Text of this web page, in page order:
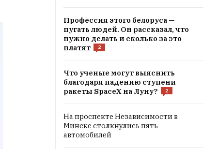
Профессия этого белоруса —
пугать людей. Он рассказал, что
нужно делать и сколько за это
платят
2
Что ученые могут выяснить
благодаря падению ступени
ракеты SpaceX на Луну?
2
На проспекте Независимости в
Минске столкнулись пять
автомобилей